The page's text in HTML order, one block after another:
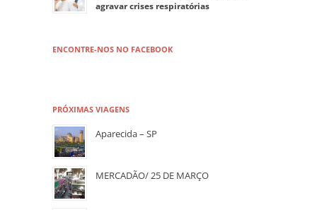
agravar crises respiratórias
ENCONTRE-NOS NO FACEBOOK
PRÓXIMAS VIAGENS
Aparecida – SP
MERCADÃO/ 25 DE MARÇO